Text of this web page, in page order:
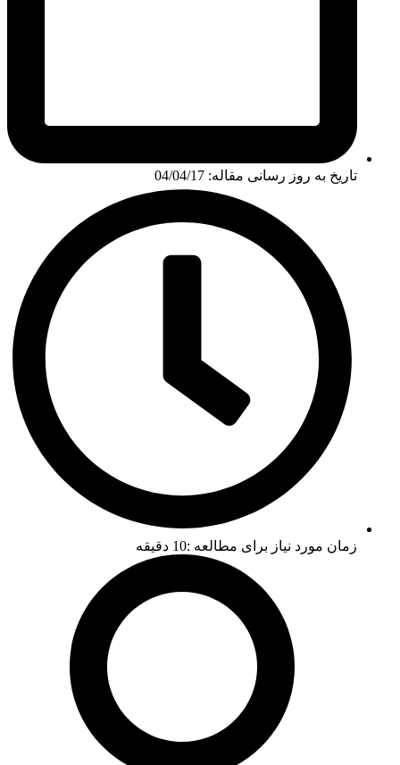
تاریخ به روز رسانی مقاله: 04/04/17
زمان مورد نیاز برای مطالعه :10 دقیقه